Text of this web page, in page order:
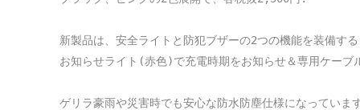
新製品は、安全ライトと防犯ブザーの2つの機能を装備す
お知らせライト(赤色)で充電時期をお知らせ＆専用ケーブ
ゲリラ豪雨や災害時でも安心な防水防塵仕様になっていま